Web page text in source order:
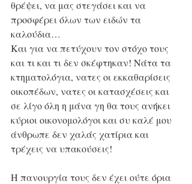
θρέψει, να μας στεγάσει και να
προσφέρει όλων των ειδών τα
καλούδια…
Και για να πετύχουν τον στόχο τους
και τι και τι δεν σκέφτηκαν! Νάτα τα
κτηματολόγια, νατες οι εκκαθαρίσεις
οικοπέδων, νατες οι κατασχέσεις και
σε λίγο όλη η μάνα γη θα τους ανήκει
κύριοι οικονομολόγοι και συ καλέ μου
άνθρωπε δεν χαλάς χατίρια και
τρέχεις να υπακούσεις!
Η πανουργία τους δεν έχει ούτε όρια